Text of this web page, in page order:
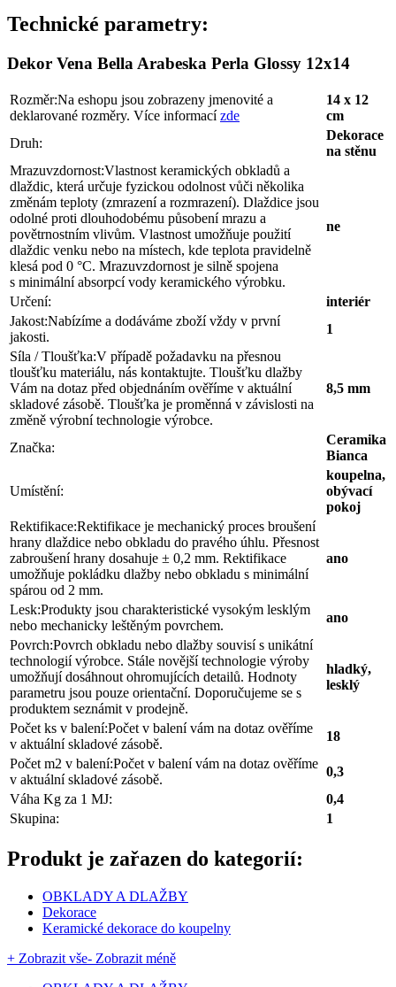
Technické parametry:
Dekor Vena Bella Arabeska Perla Glossy 12x14
Rozměr:Na eshopu jsou zobrazeny jmenovité a
deklarované rozměry. Více informacízde
14 x 12
cm
Druh:
Dekorace
na stěnu
Mrazuvzdornost:Vlastnost keramických obkladů a
dlaždic, která určuje fyzickou odolnost vůči několika
změnám teploty (zmrazení a rozmrazení). Dlaždice jsou
odolné proti dlouhodobému působení mrazu a
povětrnostním vlivům. Vlastnost umožňuje použití
dlaždic venku nebo na místech, kde teplota pravidelně
klesá pod 0 °C. Mrazuvzdornost je silně spojena
s minimální absorpcí vody keramického výrobku.
ne
Určení:
interiér
Jakost:Nabízíme a dodáváme zboží vždy v první
jakosti.
1
Síla / Tloušťka:V případě požadavku na přesnou
tloušťku materiálu, nás kontaktujte. Tloušťku dlažby
Vám na dotaz před objednáním ověříme v aktuální
skladové zásobě. Tloušťka je proměnná v závislosti na
změně výrobní technologie výrobce.
8,5 mm
Značka:
Ceramika
Bianca
Umístění:
koupelna,
obývací
pokoj
Rektifikace:Rektifikace je mechanický proces broušení
hrany dlaždice nebo obkladu do pravého úhlu. Přesnost
zabroušení hrany dosahuje ± 0,2 mm. Rektifikace
umožňuje pokládku dlažby nebo obkladu s minimální
spárou od 2 mm.
ano
Lesk:Produkty jsou charakteristické vysokým lesklým
nebo mechanicky leštěným povrchem.
ano
Povrch:Povrch obkladu nebo dlažby souvisí s unikátní
technologií výrobce. Stále novější technologie výroby
umožňují dosáhnout ohromujících detailů. Hodnoty
parametru jsou pouze orientační. Doporučujeme se s
produktem seznámit v prodejně.
hladký,
lesklý
Počet ks v balení:Počet v balení vám na dotaz ověříme
v aktuální skladové zásobě.
18
Počet m2 v balení:Počet v balení vám na dotaz ověříme
v aktuální skladové zásobě.
0,3
Váha Kg za 1 MJ:
0,4
Skupina:
1
Produkt je zařazen do kategorií:
OBKLADY A DLAŽBY
Dekorace
Keramické dekorace do koupelny
+ Zobrazit vše- Zobrazit méně